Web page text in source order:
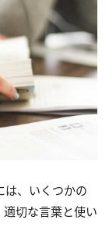
は、いくつかの
切な言葉と使い